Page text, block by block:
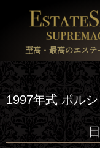
至高・最高のエステ
1997年式 ポル